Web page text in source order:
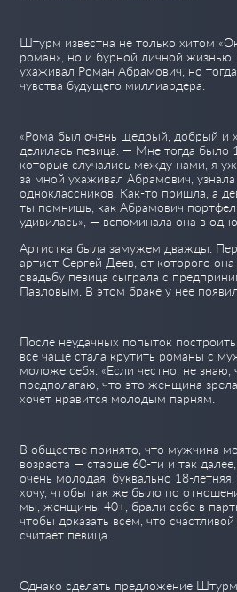
Штурм известна не только хитом
роман», но и бурной личной
ухаживал Роман Абрамович, но
чувства будущего миллиардера.
«Рома был очень щедрый, добрый и
делилась певица. — Мне тогда было
которые случались между нами, я
за мной ухаживал Абрамович, узнала
одноклассников. Как-то пришла, а
ты помнишь, как Абрамович
удивилась», — вспоминала она в
Артистка была замужем дважды.
артист Сергей Деев, от которого
свадьбу певица сыграла с
Павловым. В этом браке у нее
После неудачных попыток
все чаще стала крутить романы с
моложе себя. «Если честно, не знаю,
предполагаю, что это женщина
хочет нравится молодым парням.
В обществе принято, что мужчина
возраста — старше 60-ти и так
очень молодая, буквально 18-
хочу, чтобы так же было по
мы, женщины 40+, брали себе в
чтобы доказать всем, что
считает певица.
Однако сделать предложение